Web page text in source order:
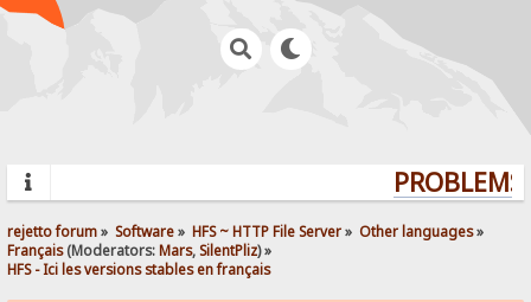
rejetto forum» Software» HFS ~ HTTP File Server» Other languages»
Français(Moderators:Mars,SilentPliz) »
HFS - Ici les versions stables en français